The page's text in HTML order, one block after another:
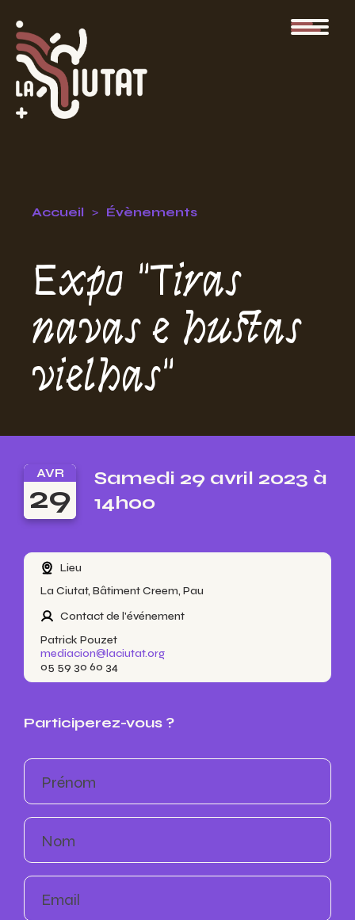
Accueil Évènements
Expo "Tiras
navas e hustas
vielhas"
AVR
29
Samedi 29 avril 2023 à
14h00
Lieu
La Ciutat, Bâtiment Creem, Pau
Contact de l'événement
Patrick Pouzet
mediacion@laciutat.org
05 59 30 60 34
Participerez-vous ?
Prénom
Nom
Email